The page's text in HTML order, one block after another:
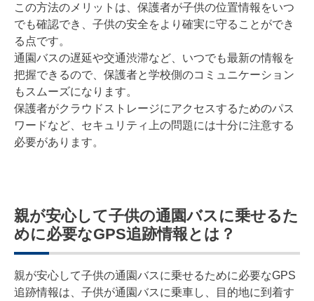
この方法のメリットは、保護者が子供の位置情報をいつ
でも確認でき、子供の安全をより確実に守ることができ
る点です。
通園バスの遅延や交通渋滞など、いつでも最新の情報を
把握できるので、保護者と学校側のコミュニケーション
もスムーズになります。
保護者がクラウドストレージにアクセスするためのパス
ワードなど、セキュリティ上の問題には十分に注意する
必要があります。
親が安心して子供の通園バスに乗せるた
めに必要なGPS追跡情報とは？
親が安心して子供の通園バスに乗せるために必要なGPS
追跡情報は、子供が通園バスに乗車し、目的地に到着す